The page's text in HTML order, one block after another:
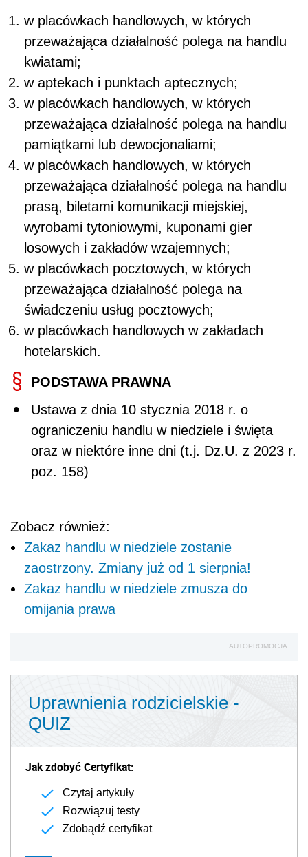
w placówkach handlowych, w których
przeważająca działalność polega na handlu
kwiatami;
w aptekach i punktach aptecznych;
w placówkach handlowych, w których
przeważająca działalność polega na handlu
pamiątkami lub dewocjonaliami;
w placówkach handlowych, w których
przeważająca działalność polega na handlu
prasą, biletami komunikacji miejskiej,
wyrobami tytoniowymi, kuponami gier
losowych i zakładów wzajemnych;
w placówkach pocztowych, w których
przeważająca działalność polega na
świadczeniu usług pocztowych;
w placówkach handlowych w zakładach
hotelarskich.
PODSTAWA PRAWNA
Ustawa z dnia 10 stycznia 2018 r. o
ograniczeniu handlu w niedziele i święta
oraz w niektóre inne dni (t.j. Dz.U. z 2023 r.
poz. 158)
Zobacz również:
Zakaz handlu w niedziele zostanie
zaostrzony. Zmiany już od 1 sierpnia!
Zakaz handlu w niedziele zmusza do
omijania prawa
AUTOPROMOCJA
Uprawnienia rodzicielskie -
QUIZ
Jak zdobyć Certyfikat:
Czytaj artykuły
Rozwiązuj testy
Zdobądź certyfikat